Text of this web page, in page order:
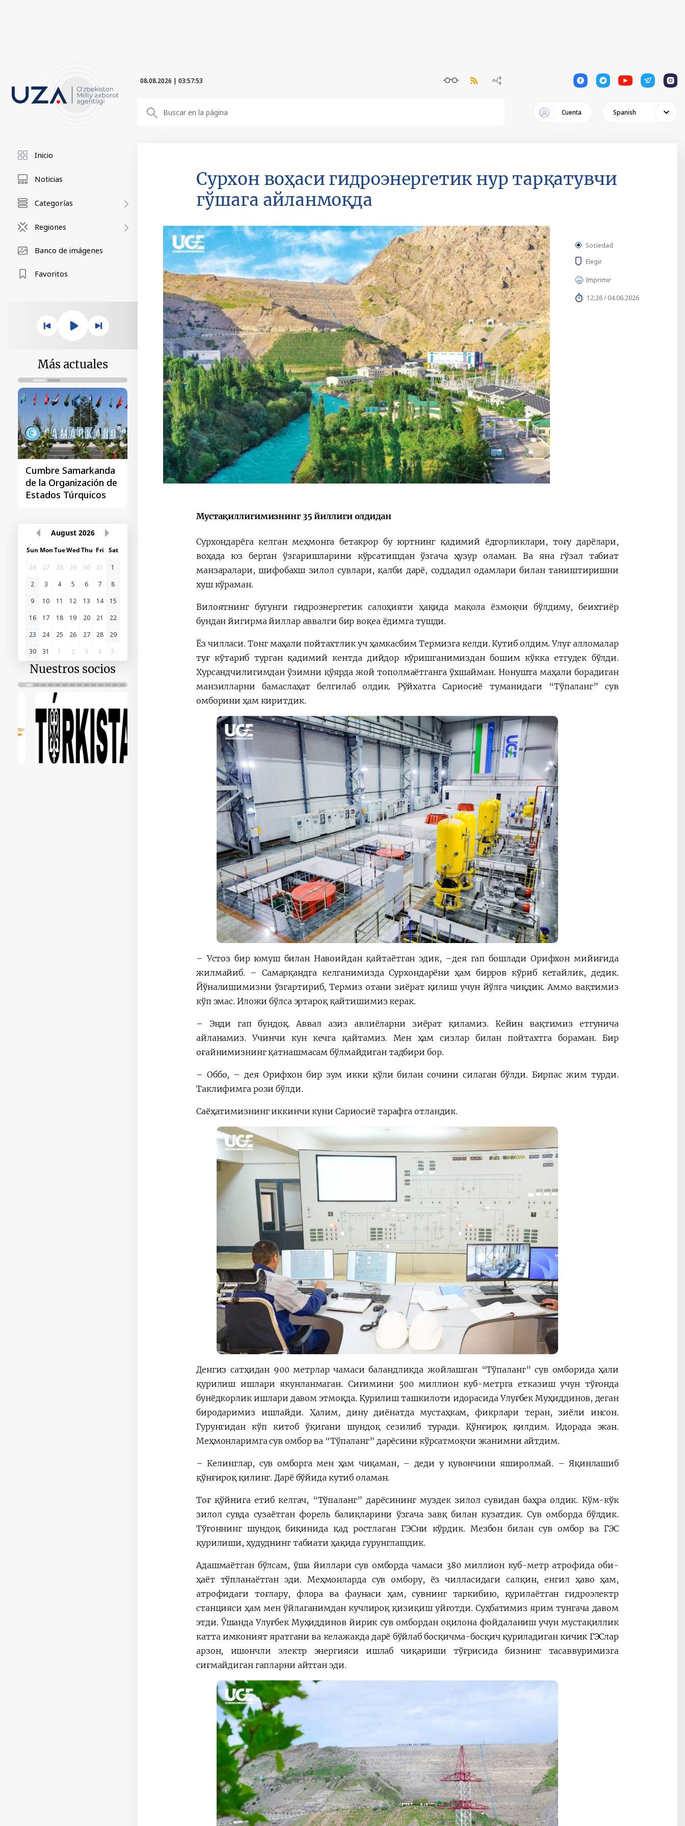
08.08.2026 | 03:57:55 1 1 1 1 1
Cuenta Spanish
Inicio
Noticias
Categorías
Regiones
Banco de imágenes
Favoritos
Más actuales
Cumbre Samarkanda
de la Organización de
Estados Túrquicos
La primera Cumbre
"Asia Central - China"
August 2026
Sun MonTueWedThu Fri Sat
26
27 28 29 30 31
1
2
3 4 5 6 7
8
9
10 11 12 13 14
15
16
17 18 19 20 21
22
23
24 25 26 27 28
29
30
31 1 2 3 4 5
Nuestros socios
Сурхон воҳаси гидроэнергетик нур тарқатувчи
гўшага айланмоқда
Sociedad
Elegir
Imprimir
12:26 / 04.06.2026
Мустақиллигимизнинг 35 йиллиги олдидан
Сурхондарёга келган меҳмонга бетакрор бу юртнинг қадимий ёдгорликлари, тоғу дарёлари,
воҳада юз берган ўзгаришларини кўрсатишдан ўзгача ҳузур оламан. Ва яна гўзал табиат
манзаралари, шифобахш зилол сувлари, қалби дарё, соддадил одамлари билан таништиришни
хуш кўраман.
Вилоятнинг бугунги гидроэнергетик салоҳияти ҳақида мақола ёзмоқчи бўлдиму, беихтиёр
бундан йигирма йиллар аввалги бир воқеа ёдимга тушди.
Ёз чилласи. Тонг маҳали пойтахтлик уч ҳамкасбим Термизга келди. Кутиб олдим. Улуғ алломалар
туғ кўтариб турган қадимий кентда дийдор кўришганимиздан бошим кўкка етгудек бўлди.
Хурсандчилигимдан ўзимни қўярда жой тополмаётганга ўхшайман. Нонушта маҳали борадиган
манзилларни бамаслаҳат белгилаб олдик. Рўйхатга Сариосиё туманидаги “Тўпаланг” сув
омборини ҳам киритдик.
– Устоз бир юмуш билан Навоийдан қайтаётган эдик, –дея гап бошлади Орифхон мийиғида
жилмайиб. – Самарқандга келганимизда Сурхондарёни ҳам бирров кўриб кетайлик, дедик.
Йўналишимизни ўзгартириб, Термиз отани зиёрат қилиш учун йўлга чиқдик. Аммо вақтимиз
кўп эмас. Иложи бўлса эртароқ қайтишимиз керак.
– Энди гап бундоқ. Аввал азиз авлиёларни зиёрат қиламиз. Кейин вақтимиз етгунича
айланамиз. Учинчи кун кечга қайтамиз. Мен ҳам сизлар билан пойтахтга бораман. Бир
оғайнимизнинг қатнашмасам бўлмайдиган тадбири бор.
– Оббо, – дея Орифхон бир зум икки қўли билан сочини силаган бўлди. Бирпас жим турди.
Таклифимга рози бўлди.
Саёҳатимизнинг иккинчи куни Сариосиё тарафга отландик.
Денгиз сатҳидан 900 метрлар чамаси баландликда жойлашган “Тўпаланг” сув омборида ҳали
қурилиш ишлари якунланмаган. Сиғимини 500 миллион куб-метрга етказиш учун тўғонда
бунёдкорлик ишлари давом этмоқда. Қурилиш ташкилоти идорасида Улуғбек Муҳиддинов, деган
биродаримиз ишлайди. Ҳалим, дину диёнатда мустаҳкам, фикрлари теран, зиёли инсон.
Гурунгидан кўп китоб ўқигани шундоқ сезилиб туради. Қўнғироқ қилдим. Идорада экан.
Меҳмонларимга сув омбор ва “Тўпаланг” дарёсини кўрсатмоқчи эканимни айтдим.
– Келинглар, сув омборга мен ҳам чиқаман, – деди у қувончини яширолмай. – Яқинлашиб
қўнғироқ қилинг. Дарё бўйида кутиб оламан.
Тоғ қўйнига етиб келгач, “Тўпаланг” дарёсининг муздек зилол сувидан баҳра олдик. Кўм-кўк
зилол сувда сузаётган форель балиқларини ўзгача завқ билан кузатдик. Сув омборда бўлдик.
Тўғоннинг шундоқ биқинида қад ростлаган ГЭСни кўрдик. Мезбон билан сув омбор ва ГЭС
қурилиши, ҳудуднинг табиати ҳақида гурунглашдик.
Адашмаётган бўлсам, ўша йиллари сув омборда чамаси 380 миллион куб-метр атрофида оби-
ҳаёт тўпланаётган эди. Меҳмонларда сув омбору, ёз чилласидаги салқин, енгил ҳаво ҳам,
атрофидаги тоғлару, флора ва фаунаси ҳам, сувнинг таркибию, қурилаётган гидроэлектр
станцияси ҳам мен ўйлаганимдан кучлироқ қизиқиш уйғотди. Суҳбатимиз ярим тунгача давом
этди. Ўшанда Улуғбек Муҳиддинов йирик сув омбордан оқилона фойдаланиш учун мустақиллик
катта имконият яратгани ва келажакда дарё бўйлаб босқичма-босқич қуриладиган кичик ГЭСлар
арзон, ишончли электр энергияси ишлаб чиқариши тўғрисида бизнинг тасаввуримизга
сиғмайдиган гапларни айтган эди.